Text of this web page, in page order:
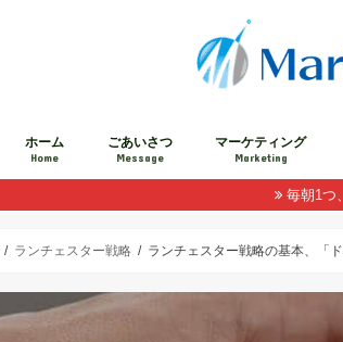
ホーム
Home
ごあいさつ
Message
マーケティング
Marketing
毎朝1つ
ランチェスター戦略 ランチェスター戦略の基本、「